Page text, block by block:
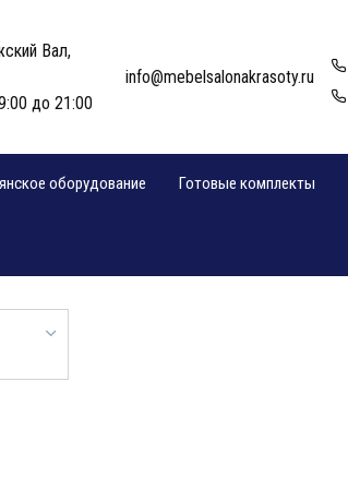
Вал,
до 21:00
info@mebelsalonakrasoty.ru
оборудование Готовые комплекты